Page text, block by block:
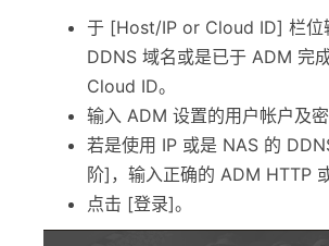
于 [Host/IP or Cloud ID] 栏位
DDNS 域名或是已于 ADM 完
Cloud ID。
输入 ADM 设置的用户帐户及密
若是使用 IP 或是 NAS 的
阶]，输入正确的 ADM HTTP
点击 [登录]。